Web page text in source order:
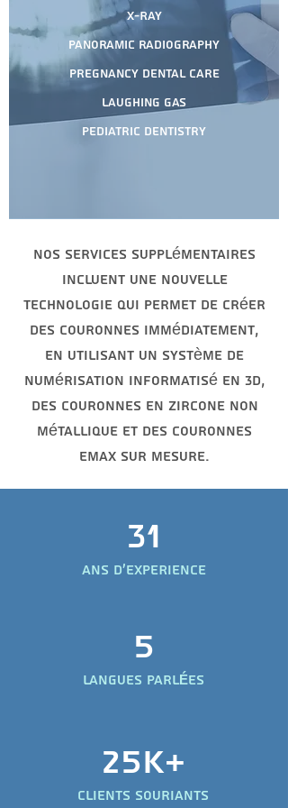
X-Ray
Panoramic radiography
Pregnancy dental care
Laughing gas
Pediatric Dentistry
Nos services supplémentaires
incluent une nouvelle
technologie qui permet de créer
des couronnes immédiatement,
en utilisant un système de
numérisation informatisé en 3D,
des couronnes en zircone non
métallique et des couronnes
EMax sur mesure.​
31
ANS D'EXPERIENCE
5
langues parlÉes
25k+
Clients souriants